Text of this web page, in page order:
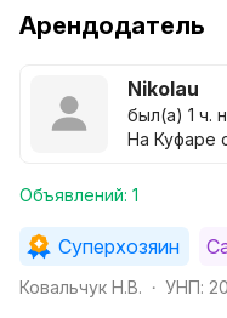
Арендодатель
Nikolau
был(а) 1 ч.
На Куфаре
Объявлений: 1
Суперхозяин
Ковальчук Н.В. • УНП: